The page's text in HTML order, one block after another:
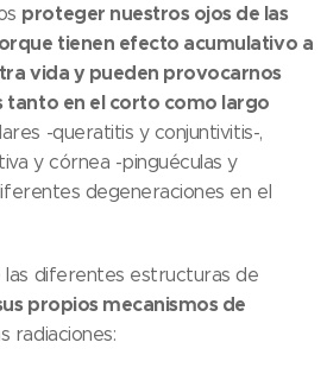
proteger nuestros ojos de las
tienen efecto acumulativo a
vida y pueden provocarnos
tanto en el corto como largo
-queratitis y conjuntivitis-,
y córnea -pinguéculas y
degeneraciones en el
las diferentes estructuras de
propios mecanismos de
radiaciones: